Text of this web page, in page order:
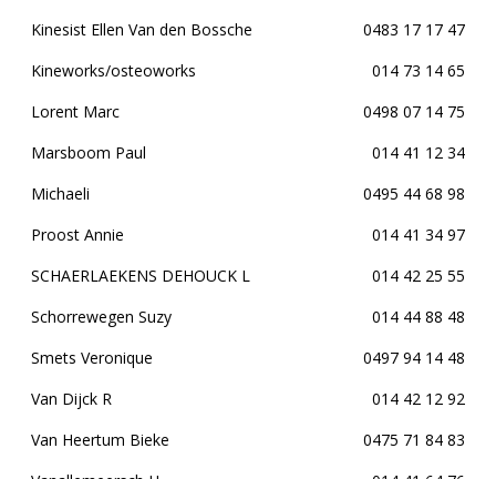
Kinesist Ellen Van den Bossche
0483 17 17 47
Kineworks/osteoworks
014 73 14 65
Lorent Marc
0498 07 14 75
Marsboom Paul
014 41 12 34
Michaeli
0495 44 68 98
Proost Annie
014 41 34 97
SCHAERLAEKENS DEHOUCK L
014 42 25 55
Schorrewegen Suzy
014 44 88 48
Smets Veronique
0497 94 14 48
Van Dijck R
014 42 12 92
Van Heertum Bieke
0475 71 84 83